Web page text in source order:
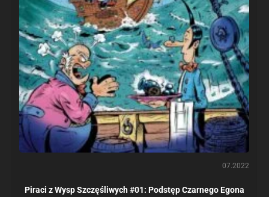
07.2022
Piraci z Wysp Szczęśliwych #01: Podstęp Czarnego Egona